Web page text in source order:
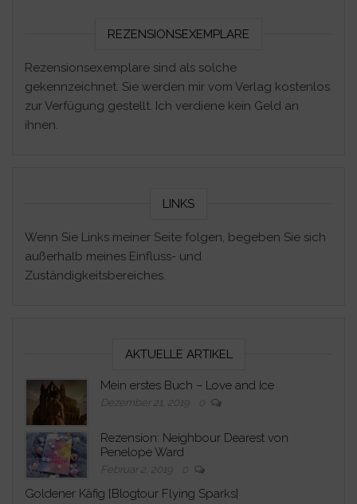
REZENSIONSEXEMPLARE
Rezensionsexemplare sind als solche
gekennzeichnet. Sie werden mir vom Verlag kostenlos
zur Verfügung gestellt. Ich verdiene kein Geld an
ihnen.
LINKS
Wenn Sie Links meiner Seite folgen, begeben Sie sich
außerhalb meines Einfluss- und
Zuständigkeitsbereiches.
AKTUELLE ARTIKEL
Mein erstes Buch – Love and Ice
Dezember 21, 2019 0
Rezension: Neighbour Dearest von
Penelope Ward
Februar 2, 2019 0
Goldener Käfig [Blogtour Flying Sparks]